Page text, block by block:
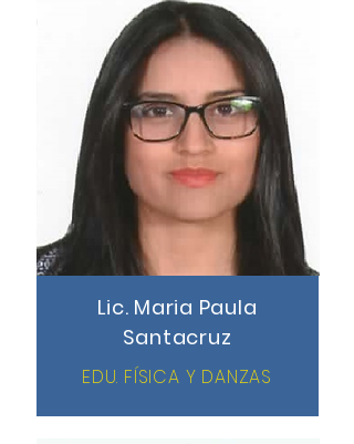
Lic. Maria Paula
Santacruz
EDU. FÍSICA Y DANZAS